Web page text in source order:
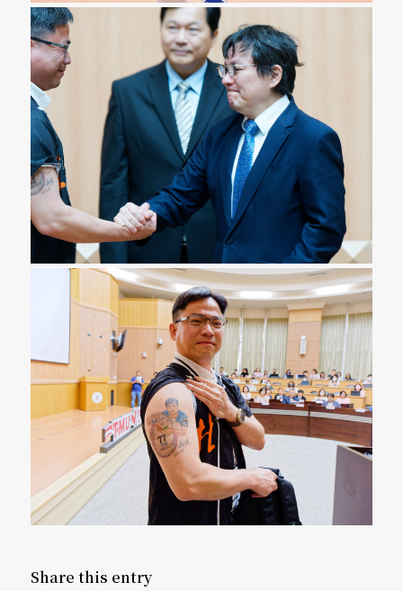
Share this entry